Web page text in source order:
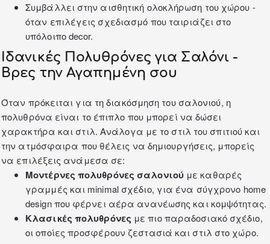
Συμβάλλει στην αισθητική ολοκλήρωση του χώρου -
όταν επιλέγεις σχεδιασμό που ταιριάζει στο
υπόλοιπο decor.
Ιδανικές Πολυθρόνες για Σαλόνι -
Βρες την Αγαπημένη σου
Όταν πρόκειται για τη διακόσμηση του σαλονιού, η
πολυθρόνα είναι το έπιπλο που μπορεί να δώσει
χαρακτήρα και στιλ. Ανάλογα με το στιλ του σπιτιού και
την ατμόσφαιρα που θέλεις να δημιουργήσεις, μπορείς
να επιλέξεις ανάμεσα σε:
Μοντέρνες πολυθρόνες σαλονιούμε καθαρές
γραμμές και minimal σχέδιο, για ένα σύγχρονο home
design που φέρνει αέρα ανανέωσης και κομψότητας.
Κλασικές πολυθρόνες με πιο παραδοσιακό σχέδιο,
οι οποίες προσφέρουν ζεστασιά και στιλ στο χώρο.